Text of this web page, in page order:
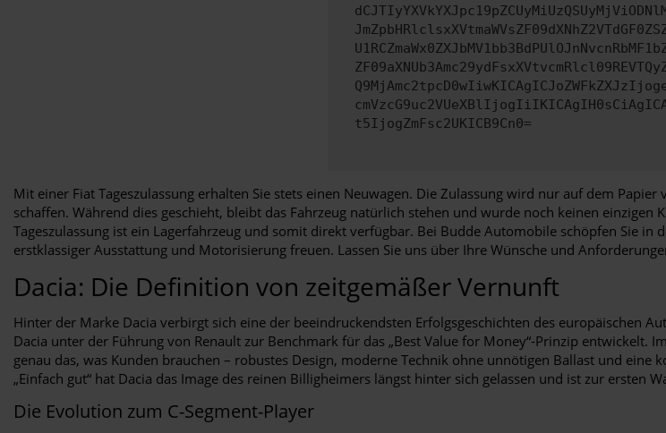
t5IjogZmFsc2UKICB9Cn0=
Mit einer Fiat Tageszulassung erhalten Sie stets einen Neuwagen. Die Zulassung wird nur auf dem
schaffen. Während dies geschieht, bleibt das Fahrzeug natürlich stehen und wurde noch keinen
Tageszulassung ist ein Lagerfahrzeug und somit direkt verfügbar. Bei Budde Automobile schöpfen Sie
erstklassiger Ausstattung und Motorisierung freuen. Lassen Sie uns über Ihre Wünsche und
Dacia: Die Definition von zeitgemäßer Vernunft
Hinter der Marke Dacia verbirgt sich eine der beeindruckendsten Erfolgsgeschichten des europäischen
Dacia unter der Führung von Renault zur Benchmark für das „Best Value for Money“-Prinzip entwickelt.
genau das, was Kunden brauchen – robustes Design, moderne Technik ohne unnötigen Ballast und
„Einfach gut“ hat Dacia das Image des reinen Billigheimers längst hinter sich gelassen und ist zur ersten
Die Evolution zum C-Segment-Player